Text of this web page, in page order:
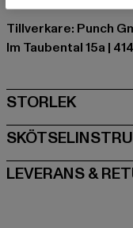
Tillverkare: Punch
Im Taubental 15a |
STORLEK
LEVERANS &